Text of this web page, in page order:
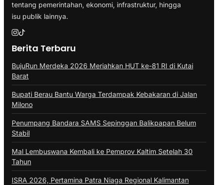
tentang pemerintahan, ekonomi, infrastruktur, hingga
isu publik lainnya.
Berita Terbaru
BujuRun Merdeka 2026 Meriahkan HUT ke-81 RI di Kutai
Barat
Bupati Berau Bantu Warga Terdampak Kebakaran di Jalan
Milono
Penumpang Bandara SAMS Sepinggan Balikpapan Belum
Stabil
Mal Lembuswana Kembali ke Pemprov Kaltim Setelah 30
Tahun
ISRA 2026, Pertamina Patra Niaga Regional Kalimantan